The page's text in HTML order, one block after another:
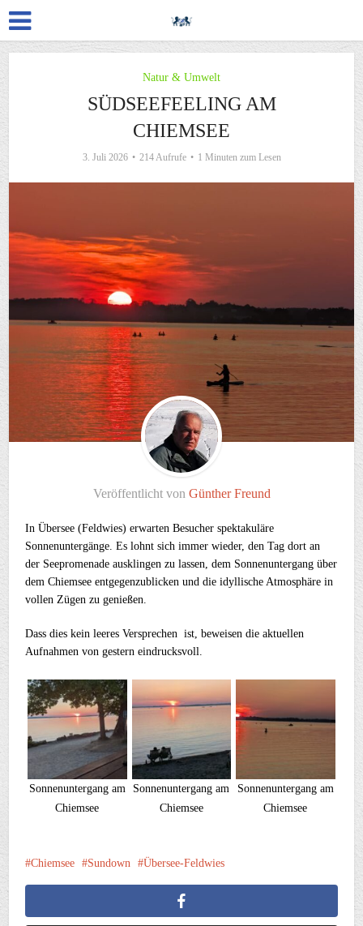
Natur & Umwelt
SÜDSEEFEELING AM
CHIEMSEE
3. Juli 2026 214 Aufrufe 1 Minuten zum Lesen
Veröffentlicht von Günther Freund
In Übersee (Feldwies) erwarten Besucher spektakuläre
Sonnenuntergänge. Es lohnt sich immer wieder, den Tag dort an
der Seepromenade ausklingen zu lassen, dem Sonnenuntergang über
dem Chiemsee entgegenzublicken und die idyllische Atmosphäre in
vollen Zügen zu genießen.
Dass dies kein leeres Versprechen ist, beweisen die aktuellen
Aufnahmen von gestern eindrucksvoll.
Sonnenuntergang am
Chiemsee
Sonnenuntergang am
Chiemsee
Sonnenuntergang am
Chiemsee
Chiemsee Sundown Übersee-Feldwies